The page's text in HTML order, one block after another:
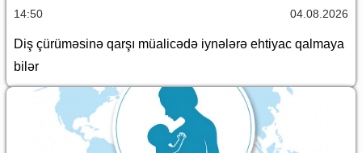
14:50 04.08.2026
Diş çürüməsinə qarşı müalicədə iynələrə ehtiyac qalmaya
bilər